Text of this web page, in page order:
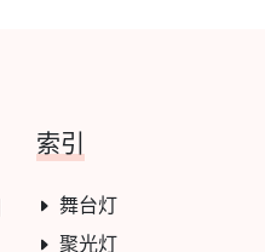
索引
舞台灯
聚光灯